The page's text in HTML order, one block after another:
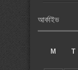
আর্কাইভ
M
T